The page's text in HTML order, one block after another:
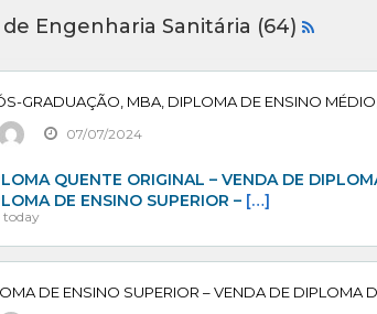
Engenharia Sanitária (64)
07/07/2024
QUENTE ORIGINAL – VENDA DE
DE ENSINO SUPERIOR – […]
today